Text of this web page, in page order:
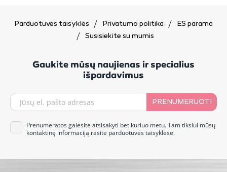
Parduotuvės taisyklės Privatumo politika
ES parama
Susisiekite su mumis
Gaukite mūsų naujienas ir specialius
išpardavimus
PRENUMERUOTI
Prenumeratos galėsite atsisakyti bet kuriuo metu. Tam tikslui mūsų
kontaktinę informaciją rasite parduotuvės taisyklėse.